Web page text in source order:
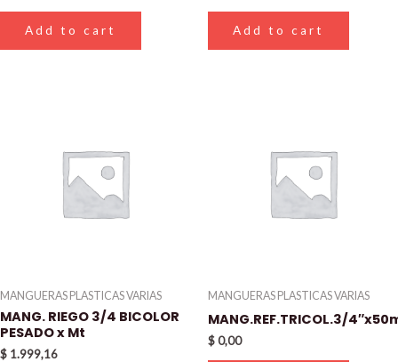
Add to cart Add to cart
MANGUERAS PLASTICAS VARIAS
MANG. RIEGO 3/4 BICOLOR
PESADO x Mt
$ 1.999,16
MANGUERAS PLASTICAS VARIAS
MANG.REF.TRICOL.3/
$0,00